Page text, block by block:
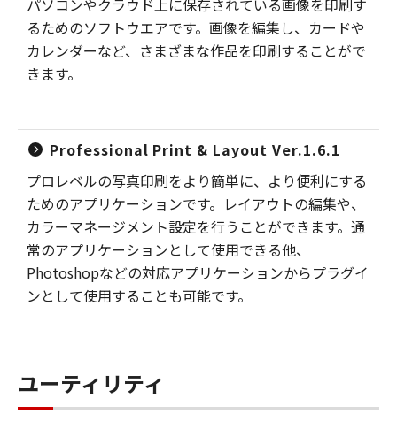
パソコンやクラウド上に保存されている画像を印刷す
るためのソフトウエアです。画像を編集し、カードや
カレンダーなど、さまざまな作品を印刷することがで
きます。
Professional Print & Layout Ver.1.6.1
プロレベルの写真印刷をより簡単に、より便利にする
ためのアプリケーションです。レイアウトの編集や、
カラーマネージメント設定を行うことができます。通
常のアプリケーションとして使用できる他、
Photoshopなどの対応アプリケーションからプラグイ
ンとして使用することも可能です。
ユーティリティ